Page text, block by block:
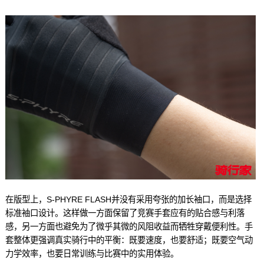
在版型上，S-PHYRE FLASH并没有采用夸张的加长袖口，而是选择
标准袖口设计。这样做一方面保留了竞赛手套应有的贴合感与利落
感，另一方面也避免为了微乎其微的风阻收益而牺牲穿戴便利性。手
套整体更强调真实骑行中的平衡：既要速度，也要舒适；既要空气动
力学效率，也要日常训练与比赛中的实用体验。